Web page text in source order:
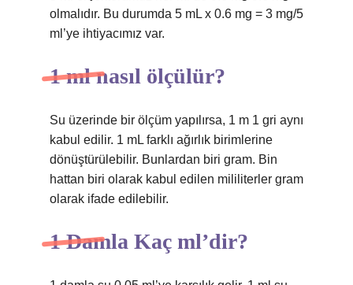
olmalıdır. Bu durumda 5 mL x 0.6 mg = 3 mg/5
ml’ye ihtiyacımız var.
1 ml nasıl ölçülür?
Su üzerinde bir ölçüm yapılırsa, 1 m 1 gri aynı
kabul edilir. 1 mL farklı ağırlık birimlerine
dönüştürülebilir. Bunlardan biri gram. Bin
hattan biri olarak kabul edilen mililiterler gram
olarak ifade edilebilir.
1 Damla Kaç ml’dir?